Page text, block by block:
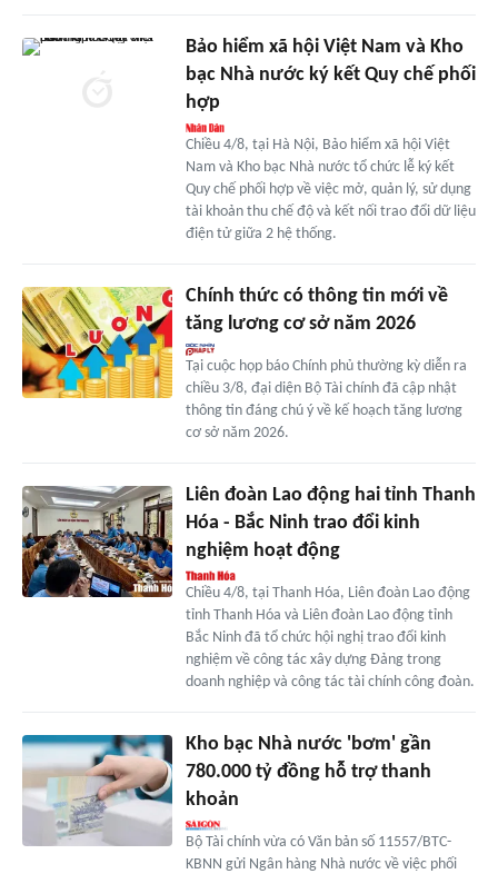
Bảo hiểm xã hội Việt Nam và Kho
bạc Nhà nước ký kết Quy chế phối
hợp
Chiều 4/8, tại Hà Nội, Bảo hiểm xã hội Việt
Nam và Kho bạc Nhà nước tổ chức lễ ký kết
Quy chế phối hợp về việc mở, quản lý, sử dụng
tài khoản thu chế độ và kết nối trao đổi dữ liệu
điện tử giữa 2 hệ thống.
Chính thức có thông tin mới về
tăng lương cơ sở năm 2026
Tại cuộc họp báo Chính phủ thường kỳ diễn ra
chiều 3/8, đại diện Bộ Tài chính đã cập nhật
thông tin đáng chú ý về kế hoạch tăng lương
cơ sở năm 2026.
Liên đoàn Lao động hai tỉnh Thanh
Hóa - Bắc Ninh trao đổi kinh
nghiệm hoạt động
Chiều 4/8, tại Thanh Hóa, Liên đoàn Lao động
tỉnh Thanh Hóa và Liên đoàn Lao động tỉnh
Bắc Ninh đã tổ chức hội nghị trao đổi kinh
nghiệm về công tác xây dựng Đảng trong
doanh nghiệp và công tác tài chính công đoàn.
Kho bạc Nhà nước 'bơm' gần
780.000 tỷ đồng hỗ trợ thanh
khoản
Bộ Tài chính vừa có Văn bản số 11557/BTC-
KBNN gửi Ngân hàng Nhà nước về việc phối